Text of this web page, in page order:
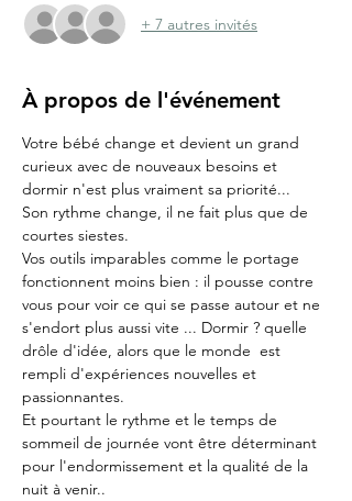
+ 7 autres invités
À propos de l'événement
Votre bébé change et devient un grand
curieux avec de nouveaux besoins et
dormir n'est plus vraiment sa priorité...
Son rythme change, il ne fait plus que de
courtes siestes.
Vos outils imparables comme le portage
fonctionnent moins bien : il pousse contre
vous pour voir ce qui se passe autour et ne
s'endort plus aussi vite ... Dormir ? quelle
drôle d'idée, alors que le monde  est
rempli d'expériences nouvelles et
passionnantes.
Et pourtant le rythme et le temps de
sommeil de journée vont être déterminant
pour l'endormissement et la qualité de la
nuit à venir..